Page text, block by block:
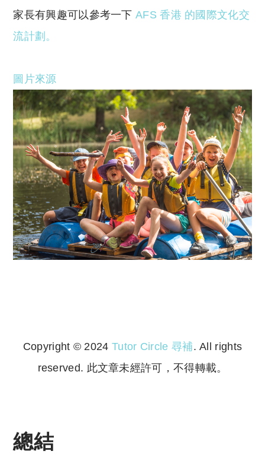
家長有興趣可以參考一下AFS 香港 的國際文化交
流計劃。
圖片來源
Copyright © 2024 Tutor Circle 尋補. All rights
reserved. 此文章未經許可，不得轉載。
總結